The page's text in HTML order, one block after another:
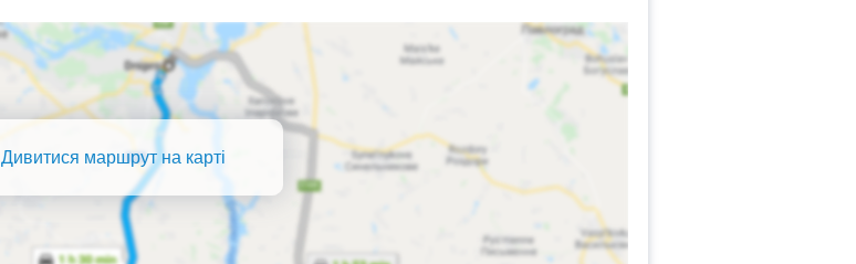
Дивитися маршрут на карті